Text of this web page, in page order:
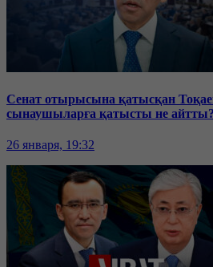
Сенат отырысына қатысқан
сынаушыларға қатысты не айтты?
26 января, 19:32